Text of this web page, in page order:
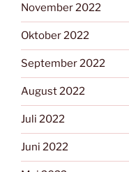
November 2022
Oktober 2022
September 2022
August 2022
Juli 2022
Juni 2022